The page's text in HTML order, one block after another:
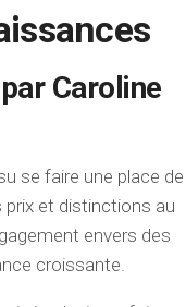
Caroline
se faire une place de
prix et distinctions au
envers des
croissante.